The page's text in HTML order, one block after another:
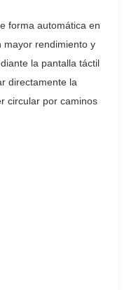
forma automática en
mayor rendimiento y
la pantalla táctil
directamente la
circular por caminos